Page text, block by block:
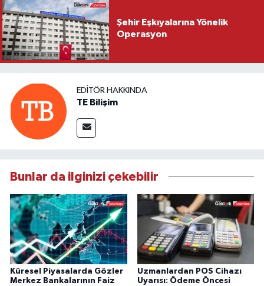
Şehir Eşkıyalarına Yönelik
Operasyon
EDITÖR HAKKINDA
TE Bilişim
Bunlar da ilginizi çekebilir
Küresel Piyasalarda Gözler
Merkez Bankalarının Faiz
Uzmanlardan POS Cihazı
Uyarısı: Ödeme Öncesi